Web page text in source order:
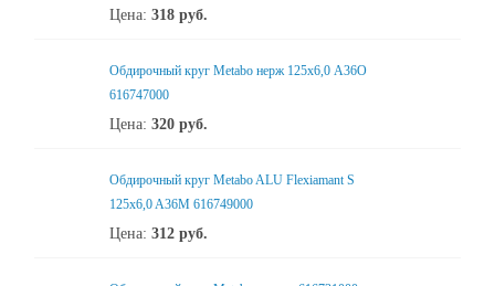
Цена: 318 руб.
Обдирочный круг Metabo нерж 125x6,0 А36О
616747000
Цена: 320 руб.
Обдирочный круг Metabo ALU Flexiamant S
125x6,0 A36M 616749000
Цена: 312 руб.